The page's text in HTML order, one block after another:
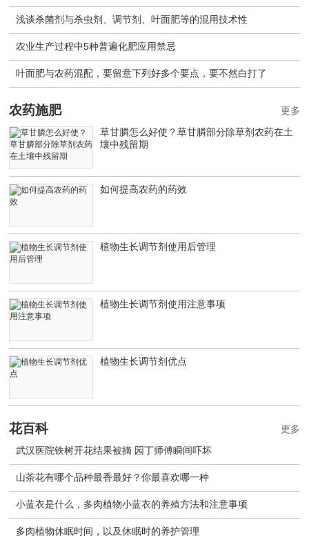
浅谈杀菌剂与杀虫剂、调节剂、叶面肥等的混用技术性
农业生产过程中5种普遍化肥应用禁忌
叶面肥与农药混配，要留意下列好多个要点，要不然白打了
农药施肥
草甘膦怎么好使？草甘膦部分除草剂农药在土
壤中残留期
如何提高农药的药效
植物生长调节剂使用后管理
植物生长调节剂使用注意事项
植物生长调节剂优点
更多
花百科
武汉医院铁树开花结果被摘 园丁师傅瞬间吓坏
山茶花有哪个品种最香最好？你最喜欢哪一种
小蓝衣是什么，多肉植物小蓝衣的养殖方法和注意事项
多肉植物休眠时间，以及休眠时的养护管理
更多